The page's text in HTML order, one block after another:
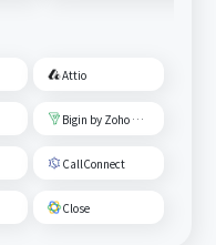
Attio
Bigin by Zoho CRM
CallConnect
Close